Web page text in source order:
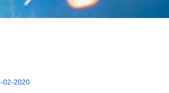
02-2020